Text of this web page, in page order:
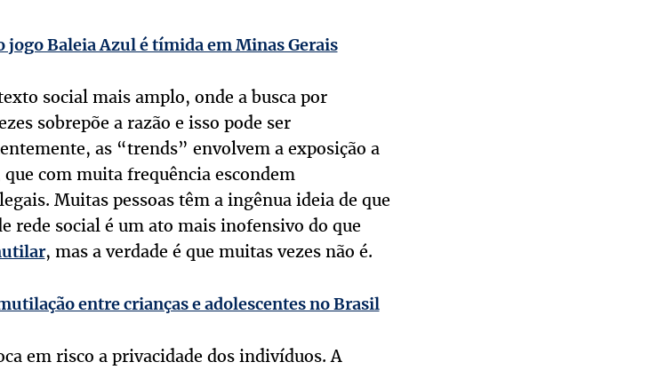
jogo Baleia Azul é tímida em Minas Gerais
social mais amplo, onde a busca por
sobrepõe a razão e isso pode ser
as “trends” envolvem a exposição a
com muita frequência escondem
Muitas pessoas têm a ingênua ideia de que
rede social é um ato mais inofensivo do que
, mas a verdade é que muitas vezes não é.
entre crianças e adolescentes no Brasil
em risco a privacidade dos indivíduos. A